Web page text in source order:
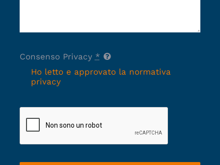
Consenso Privacy *
Ho letto e approvato la normativa
privacy